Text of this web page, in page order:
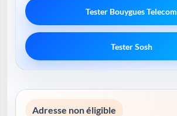
Tester Bouygues Telecom
Tester Sosh
Adresse non éligible